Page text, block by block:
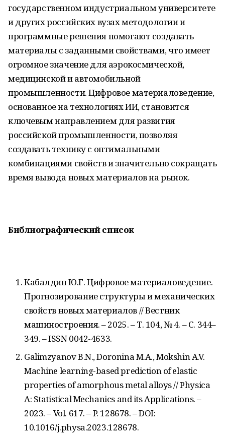
государственном индустриальном университете
и других российских вузах методологии и
программные решения помогают создавать
материалы с заданными свойствами, что имеет
огромное значение для аэрокосмической,
медицинской и автомобильной
промышленности. Цифровое материаловедение,
основанное на технологиях ИИ, становится
ключевым направлением для развития
российской промышленности, позволяя
создавать технику с оптимальными
комбинациями свойств и значительно сокращать
время вывода новых материалов на рынок.
Библиографическийсписок
Кабалдин Ю.Г. Цифровое материаловедение.
Прогнозирование структуры и механических
свойств новых материалов // Вестник
машиностроения. – 2025. – Т. 104, № 4. – С. 344–
349. – ISSN 0042-4633.
Galimzyanov B.N., Doronina M.A., Mokshin A.V.
Machine learning-based prediction of elastic
properties of amorphous metal alloys // Physica
A: Statistical Mechanics and its Applications. –
2023. – Vol. 617. – P. 128678. – DOI:
10.1016/j.physa.2023.128678.